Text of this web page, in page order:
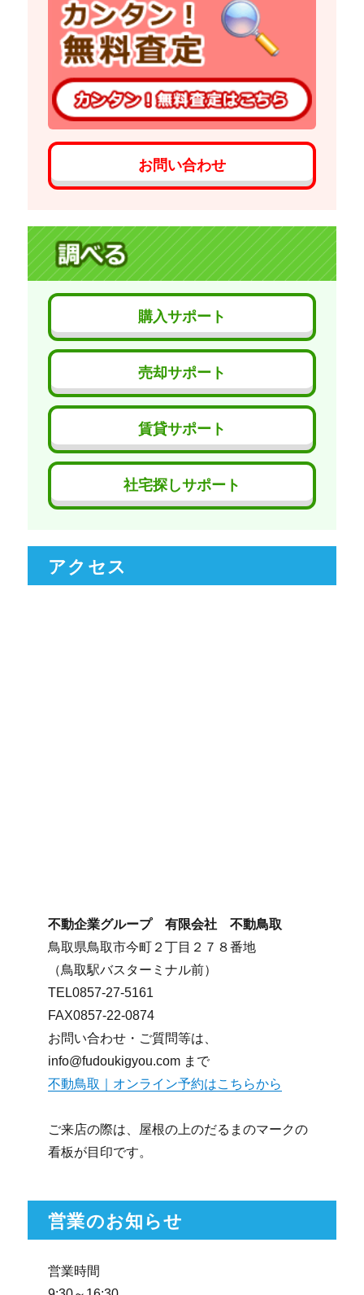
お問い合わせ
購入サポート
売却サポート
賃貸サポート
社宅探しサポート
アクセス
不動企業グループ 有限会社 不動鳥取
鳥取県鳥取市今町２丁目２７８番地
（鳥取駅バスターミナル前）
TEL0857-27-5161
FAX0857-22-0874
お問い合わせ・ご質問等は、
info@fudoukigyou.com まで
不動鳥取｜オンライン予約はこちらから
ご来店の際は、屋根の上のだるまのマークの
看板が目印です。
営業のお知らせ
営業時間